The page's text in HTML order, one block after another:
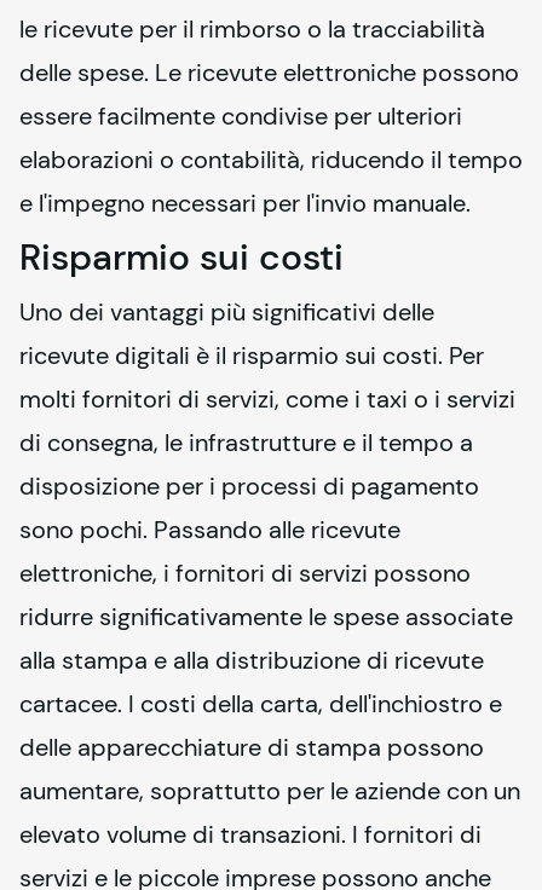
le ricevute per il rimborso o la tracciabilità
delle spese. Le ricevute elettroniche possono
essere facilmente condivise per ulteriori
elaborazioni o contabilità, riducendo il tempo
e l'impegno necessari per l'invio manuale.
Risparmio sui costi
Uno dei vantaggi più significativi delle
ricevute digitali è il risparmio sui costi. Per
molti fornitori di servizi, come i taxi o i servizi
di consegna, le infrastrutture e il tempo a
disposizione per i processi di pagamento
sono pochi. Passando alle ricevute
elettroniche, i fornitori di servizi possono
ridurre significativamente le spese associate
alla stampa e alla distribuzione di ricevute
cartacee. I costi della carta, dell'inchiostro e
delle apparecchiature di stampa possono
aumentare, soprattutto per le aziende con un
elevato volume di transazioni. I fornitori di
servizi e le piccole imprese possono anche